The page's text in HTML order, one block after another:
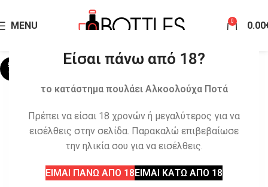
Είσαι πάνω από 18?
το κατάστημα πουλάει Αλκοολούχα Ποτά
Πρέπει να είσαι 18 χρονών ή μεγαλύτερος για να
εισέλθεις στην σελίδα. Παρακαλώ επιβεβαίωσε
την ηλικία σου για να εισέλθεις.
ΕΙΜΑΙ ΠΑΝΩ ΑΠΟ 18ΕΙΜΑΙ ΚΑΤΩ ΑΠΟ 18
MENU 0 0.00
SOLD
OUT